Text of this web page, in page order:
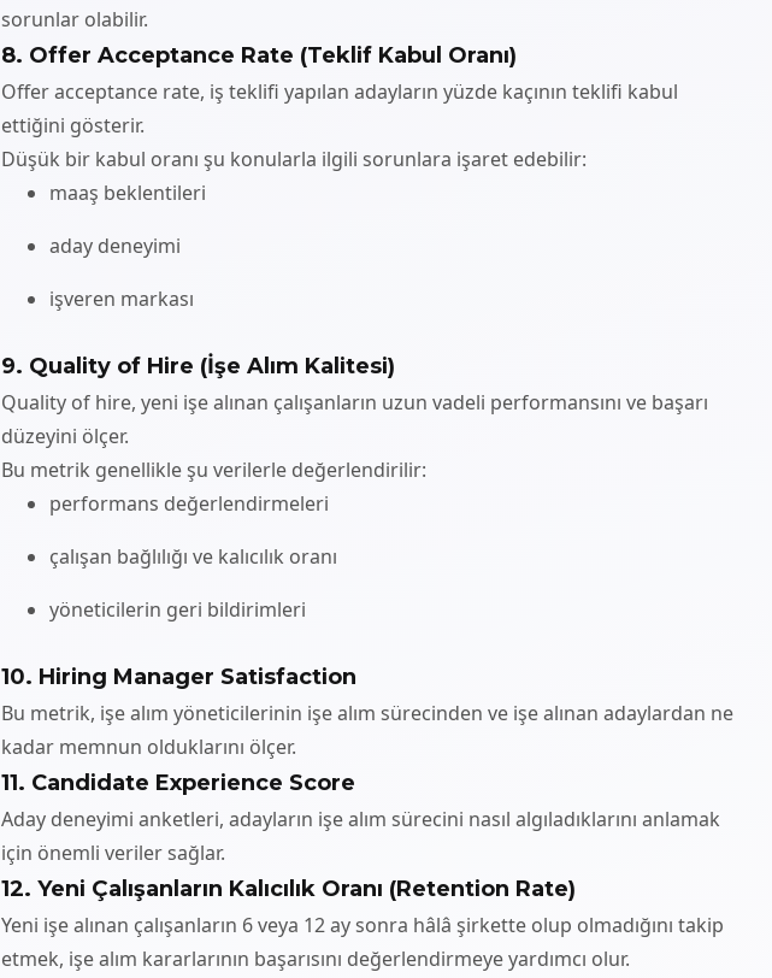
sorunlar olabilir.
8. Offer Acceptance Rate (Teklif Kabul Oranı)
Offer acceptance rate, iş teklifi yapılan adayların yüzde kaçının teklifi kabul
ettiğini gösterir.
Düşük bir kabul oranı şu konularla ilgili sorunlara işaret edebilir:
maaş beklentileri
aday deneyimi
işveren markası
9. Quality of Hire (İşe Alım Kalitesi)
Quality of hire, yeni işe alınan çalışanların uzun vadeli performansını ve başarı
düzeyini ölçer.
Bu metrik genellikle şu verilerle değerlendirilir:
performans değerlendirmeleri
çalışan bağlılığı ve kalıcılık oranı
yöneticilerin geri bildirimleri
10. Hiring Manager Satisfaction
Bu metrik, işe alım yöneticilerinin işe alım sürecinden ve işe alınan adaylardan ne
kadar memnun olduklarını ölçer.
11. Candidate Experience Score
Aday deneyimi anketleri, adayların işe alım sürecini nasıl algıladıklarını anlamak
için önemli veriler sağlar.
12. Yeni Çalışanların Kalıcılık Oranı (Retention Rate)
Yeni işe alınan çalışanların 6 veya 12 ay sonra hâlâ şirkette olup olmadığını takip
etmek, işe alım kararlarının başarısını değerlendirmeye yardımcı olur.